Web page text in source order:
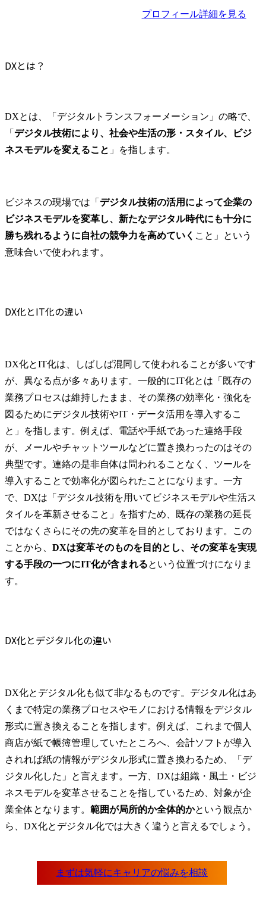
プロフィール詳細を見る
DXとは？
DXとは、「デジタルトランスフォーメーション」の略で、
「 デジタル技術により、社会や生活の形・スタイル、ビジ
ネスモデルを変えること 」を指します。
ビジネスの現場では「 デジタル技術の活用によって企業の
ビジネスモデルを変革し、新たなデジタル時代にも十分に
勝ち残れるように自社の競争力を高めていく こと」という
意味合いで使われます。
DX化とIT化の違い
DX化とIT化は、しばしば混同して使われることが多いです
が、異なる点が多々あります。一般的にIT化とは「既存の
業務プロセスは維持したまま、その業務の効率化・強化を
図るためにデジタル技術やIT・データ活用を導入するこ
と」を指します。例えば、電話や手紙であった連絡手段
が、メールやチャットツールなどに置き換わったのはその
典型です。連絡の是非自体は問われることなく、ツールを
導入することで効率化が図られたことになります。一方
で、DXは「デジタル技術を用いてビジネスモデルや生活ス
タイルを革新させること」を指すため、既存の業務の延長
ではなくさらにその先の変革を目的としております。この
ことから、 DXは変革そのものを目的とし、その変革を実現
する手段の一つにIT化が含まれるという位置づけになりま
す。
DX化とデジタル化の違い
DX化とデジタル化も似て非なるものです。デジタル化はあ
くまで特定の業務プロセスやモノにおける情報をデジタル
形式に置き換えることを指します。例えば、これまで個人
商店が紙で帳簿管理していたところへ、会計ソフトが導入
されれば紙の情報がデジタル形式に置き換わるため、「デ
ジタル化した」と言えます。一方、DXは組織・風土・ビジ
ネスモデルを変革させることを指しているため、対象が企
業全体となります。 範囲が局所的か全体的かという観点か
ら、DX化とデジタル化では大きく違うと言えるでしょう。